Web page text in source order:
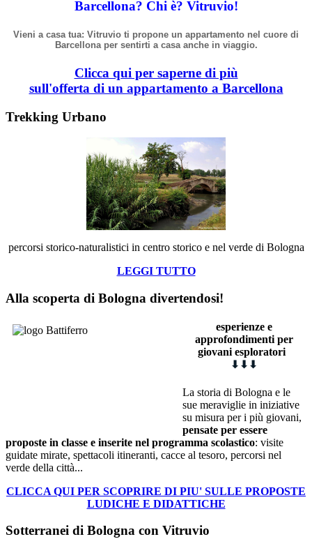
Barcellona? Chi è? Vitruvio!
Vieni a casa tua: Vitruvio ti propone un appartamento nel cuore di
Barcellona per sentirti a casa anche in viaggio.
Clicca qui per saperne di più
sull'offerta di un appartamento a Barcellona
Trekking Urbano
percorsi storico-naturalistici in centro storico e nel verde di Bologna
LEGGI TUTTO
Alla scoperta di Bologna divertendosi!
esperienze e
approfondimenti per
giovani esploratori
⬇ ⬇ ⬇
La storia di Bologna e le
sue meraviglie in iniziative
su misura per i più giovani,
pensate per essere
proposte in classe e inserite nel programma scolastico: visite
guidate mirate, spettacoli itineranti, cacce al tesoro, percorsi nel
verde della città...
CLICCA QUI PER SCOPRIRE DI PIU' SULLE PROPOSTE
LUDICHE E DIDATTICHE
Sotterranei di Bologna con Vitruvio